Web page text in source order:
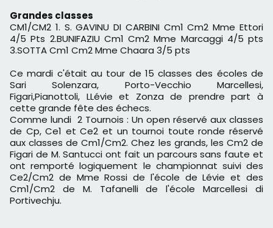
Grandes classes
CM1/CM2 1. S. GAVINU DI CARBINI Cm1 Cm2 Mme Ettori
4/5 Pts 2.BUNIFAZIU Cm1 Cm2 Mme Marcaggi 4/5 pts
3.SOTTA Cm1 Cm2 Mme Chaara 3/5 pts
Ce mardi c'était au tour de 15 classes des écoles de
Sari Solenzara, Porto-Vecchio Marcellesi,
Figari,Pianottoli, LLévie et Zonza de prendre part à
cette grande fête des échecs.
Comme lundi 2 Tournois : Un open réservé aux classes
de Cp, Ce1 et Ce2 et un tournoi toute ronde réservé
aux classes de Cm1/Cm2. Chez les grands, les Cm2 de
Figari de M. Santucci ont fait un parcours sans faute et
ont remporté logiquement le championnat suivi des
Ce2/Cm2 de Mme Rossi de l'école de Lévie et des
Cm1/Cm2 de M. Tafanelli de l'école Marcellesi di
Portivechju.